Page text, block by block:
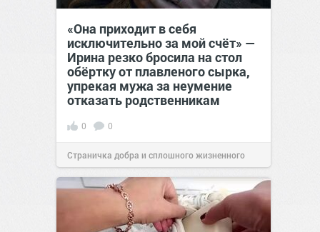
«Она приходит в себя
исключительно за мой счёт» —
Ирина резко бросила на стол
обёртку от плавленого сырка,
упрекая мужа за неумение
отказать родственникам
0 0
Страничка добра и сплошного жизненного
позитива!00:28Сегодня